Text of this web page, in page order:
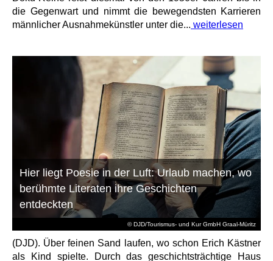
die Gegenwart und nimmt die bewegendsten Karrieren
männlicher Ausnahmekünstler unter die... weiterlesen
© DJD/Tourismus- und Kur GmbH Graal-Müritz
Hier liegt Poesie in der Luft: Urlaub machen, wo
berühmte Literaten ihre Geschichten
entdeckten
(DJD). Über feinen Sand laufen, wo schon Erich Kästner
als Kind spielte. Durch das geschichtsträchtige Haus